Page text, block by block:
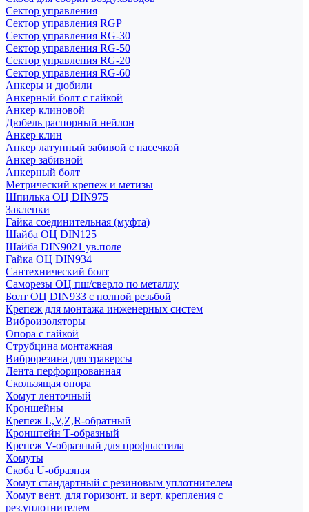
Сектор управления
Сектор управления RGP
Сектор управления RG-30
Сектор управления RG-50
Сектор управления RG-20
Сектор управления RG-60
Анкеры и дюбили
Анкерный болт с гайкой
Анкер клиновой
Дюбель распорный нейлон
Анкер клин
Анкер латунный забивой с насечкой
Анкер забивной
Анкерный болт
Метрический крепеж и метизы
Шпилька ОЦ DIN975
Заклепки
Гайка соединительная (муфта)
Шайба ОЦ DIN125
Шайба DIN9021 ув.поле
Гайка ОЦ DIN934
Сантехнический болт
Саморезы ОЦ пш/сверло по металлу
Болт ОЦ DIN933 с полной резьбой
Крепеж для монтажа инженерных систем
Виброизоляторы
Опора с гайкой
Струбцина монтажная
Виброрезина для траверсы
Лента перфорированная
Скользящая опора
Хомут ленточный
Кроншейны
Крепеж L,V,Z,R-обратный
Кронштейн Т-образный
Крепеж V-образный для профнастила
Хомуты
Скоба U-образная
Хомут стандартный с резиновым уплотнителем
Хомут вент. для горизонт. и верт. крепления с
рез.уплотнителем